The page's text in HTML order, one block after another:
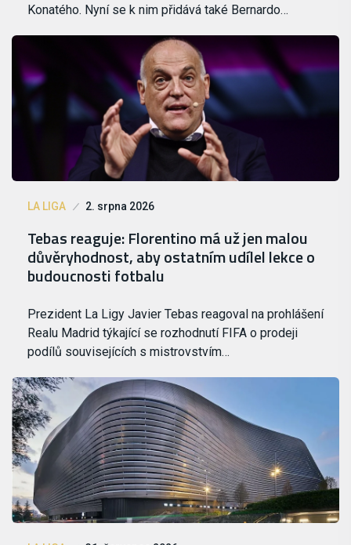
Konatého. Nyní se k nim přidává také Bernardo…
LA LIGA 2. srpna 2026
Tebas reaguje: Florentino má už jen malou
důvěryhodnost, aby ostatním udílel lekce o
budoucnosti fotbalu
Prezident La Ligy Javier Tebas reagoval na prohlášení
Realu Madrid týkající se rozhodnutí FIFA o prodeji
podílů souvisejících s mistrovstvím…